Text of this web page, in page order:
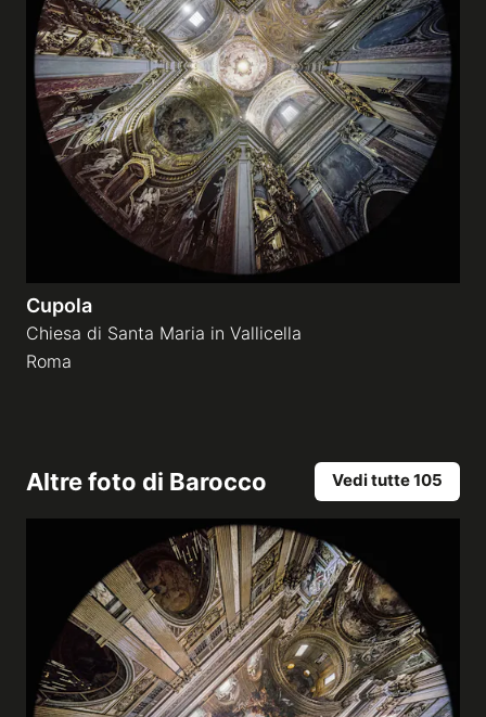
Cupola
Chiesa di Santa Maria in Vallicella
Roma
Altre foto di Barocco Vedi tutte 105